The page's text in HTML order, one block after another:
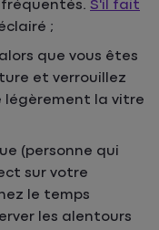
S'il fait
;
que vous êtes
et verrouillez
légèrement la vitre
(personne qui
sur votre
le temps
les alentours